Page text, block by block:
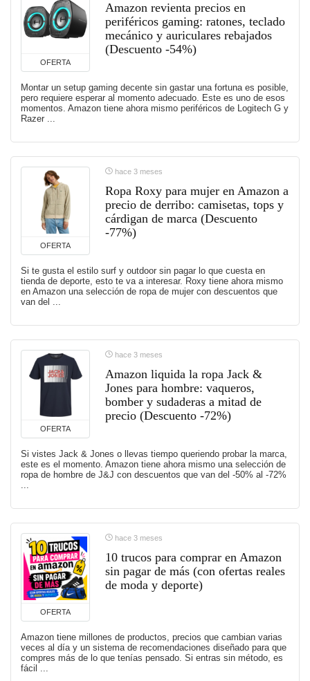
OFERTA
Amazon revienta precios en
periféricos gaming: ratones, teclado
mecánico y auriculares rebajados
(Descuento -54%)
Montar un setup gaming decente sin gastar una fortuna es posible,
pero requiere esperar al momento adecuado. Este es uno de esos
momentos. Amazon tiene ahora mismo periféricos de Logitech G y
Razer ...
OFERTA
hace 3 meses
Ropa Roxy para mujer en Amazon a
precio de derribo: camisetas, tops y
cárdigan de marca (Descuento
-77%)
Si te gusta el estilo surf y outdoor sin pagar lo que cuesta en
tienda de deporte, esto te va a interesar. Roxy tiene ahora mismo
en Amazon una selección de ropa de mujer con descuentos que
van del ...
OFERTA
hace 3 meses
Amazon liquida la ropa Jack &
Jones para hombre: vaqueros,
bomber y sudaderas a mitad de
precio (Descuento -72%)
Si vistes Jack & Jones o llevas tiempo queriendo probar la marca,
este es el momento. Amazon tiene ahora mismo una selección de
ropa de hombre de J&J con descuentos que van del -50% al -72%
...
OFERTA
hace 3 meses
10 trucos para comprar en Amazon
sin pagar de más (con ofertas reales
de moda y deporte)
Amazon tiene millones de productos, precios que cambian varias
veces al día y un sistema de recomendaciones diseñado para que
compres más de lo que tenías pensado. Si entras sin método, es
fácil ...